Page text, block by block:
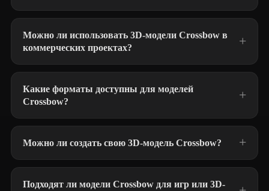
Можно ли использовать 3D-модели Crossbow в
коммерческих проектах?
Какие форматы доступны для моделей
Crossbow?
Можно ли создать свою 3D-модель Crossbow?
Подходят ли модели Crossbow для игр или 3D-